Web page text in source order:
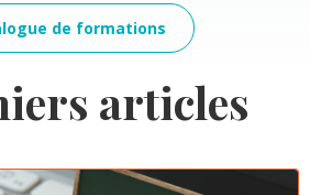
de formations
articles